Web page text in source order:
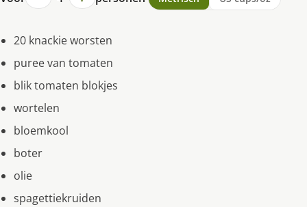
20 knackie worsten
puree van tomaten
blik tomaten blokjes
wortelen
bloemkool
boter
olie
spagettiekruiden